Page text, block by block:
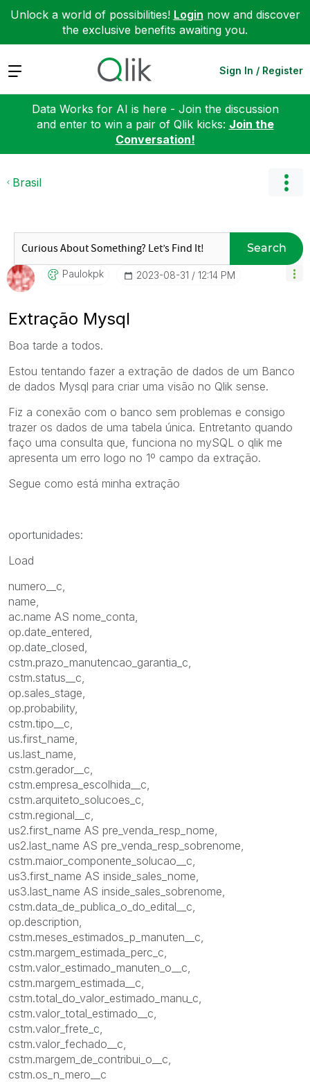
Unlock a world of possibilities! Login now and discover
the exclusive benefits awaiting you.
Expand Sign In / Register
Data Works for AI is here - Join the discussion
and enter to win a pair of Qlik kicks: Join the
Conversation!
Brasil
Search
Paulokpk ‎2023-08-31 12:14 PM
Extração Mysql
Boa tarde a todos.
Estou tentando fazer a extração de dados de um Banco
de dados Mysql para criar uma visão no Qlik sense.
Fiz a conexão com o banco sem problemas e consigo
trazer os dados de uma tabela única. Entretanto quando
faço uma consulta que, funciona no mySQL o qlik me
apresenta um erro logo no 1º campo da extração.
Segue como está minha extração
oportunidades:
Load
numero__c,
name,
ac.name AS nome_conta,
op.date_entered,
op.date_closed,
cstm.prazo_manutencao_garantia_c,
cstm.status__c,
op.sales_stage,
op.probability,
cstm.tipo__c,
us.first_name,
us.last_name,
cstm.gerador__c,
cstm.empresa_escolhida__c,
cstm.arquiteto_solucoes_c,
cstm.regional__c,
us2.first_name AS pre_venda_resp_nome,
us2.last_name AS pre_venda_resp_sobrenome,
cstm.maior_componente_solucao__c,
us3.first_name AS inside_sales_nome,
us3.last_name AS inside_sales_sobrenome,
cstm.data_de_publica_o_do_edital__c,
op.description,
cstm.meses_estimados_p_manuten__c,
cstm.margem_estimada_perc_c,
cstm.valor_estimado_manuten_o__c,
cstm.margem_estimada__c,
cstm.total_do_valor_estimado_manu_c,
cstm.valor_total_estimado__c,
cstm.valor_frete_c,
cstm.valor_fechado__c,
cstm.margem_de_contribui_o__c,
cstm.os_n_mero__c